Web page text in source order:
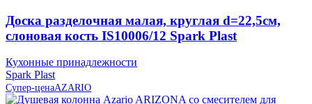
Доска разделочная малая, круглая d=22,5см,
слоновая кость IS10006/12 Spark Plast
Кухонные принадлежности
Spark Plast
Супер-ценаAZARIO